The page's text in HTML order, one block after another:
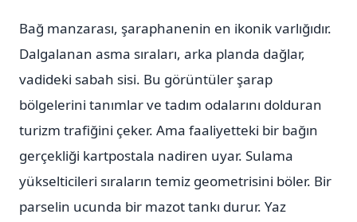
Bağ manzarası, şaraphanenin en ikonik varlığıdır.
Dalgalanan asma sıraları, arka planda dağlar,
vadideki sabah sisi. Bu görüntüler şarap
bölgelerini tanımlar ve tadım odalarını dolduran
turizm trafiğini çeker. Ama faaliyetteki bir bağın
gerçekliği kartpostala nadiren uyar. Sulama
yükselticileri sıraların temiz geometrisini böler. Bir
parselin ucunda bir mazot tankı durur. Yaz